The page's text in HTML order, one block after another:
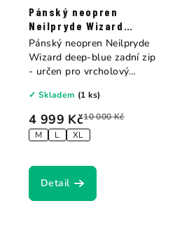
Pánský neopren
Neilpryde Wizard
Fullsuit B/Z 5/4
4 999 Kč10 000 Kč
M L XL
✓ Skladem (1 ks)
Detail
Pánský neopren Neilpryde
Wizard deep-blue zadní zip
- určen pro vrcholový